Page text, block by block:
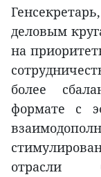
деловым
на
более
формате с
отрасли